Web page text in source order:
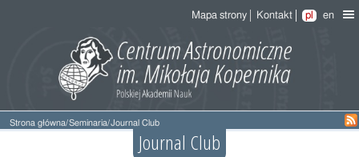
Mapa strony Kontakt pl en
Strona główna/Seminaria/Journal Club
Journal Club